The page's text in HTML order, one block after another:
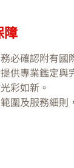
障
必確認附有
供專業鑑定
彩如新。
圍及服務細